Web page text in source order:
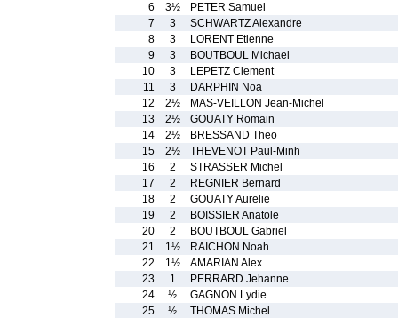
6
3½
PETER Samuel
7
3
SCHWARTZ Alexandre
8
3
LORENT Etienne
9
3
BOUTBOUL Michael
10
3
LEPETZ Clement
11
3
DARPHIN Noa
12
2½
MAS-VEILLON Jean-Michel
13
2½
GOUATY Romain
14
2½
BRESSAND Theo
15
2½
THEVENOT Paul-Minh
16
2
STRASSER Michel
17
2
REGNIER Bernard
18
2
GOUATY Aurelie
19
2
BOISSIER Anatole
20
2
BOUTBOUL Gabriel
21
1½
RAICHON Noah
22
1½
AMARIAN Alex
23
1
PERRARD Jehanne
24
½
GAGNON Lydie
25
½ THOMAS Michel